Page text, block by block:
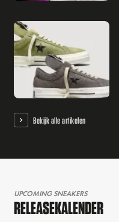
Bekijk alle artikelen
UPCOMING SNEAKERS
RELEASEKALENDER